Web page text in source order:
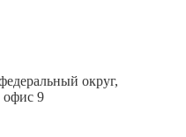
округ,
офис 9